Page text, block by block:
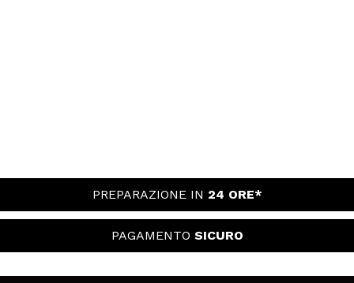
PREPARAZIONE IN 24 ORE*
PAGAMENTO SICURO